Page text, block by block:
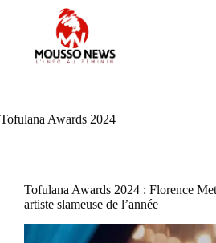
Tofulana Awards 2024
Tofulana Awards 2024 : Florence
artiste slameuse de l’année